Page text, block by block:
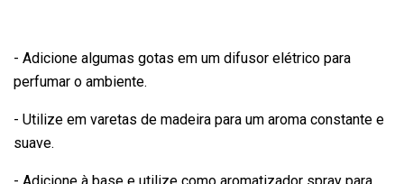
- Adicione algumas gotas em um difusor elétrico para
perfumar o ambiente.
- Utilize em varetas de madeira para um aroma constante e
suave.